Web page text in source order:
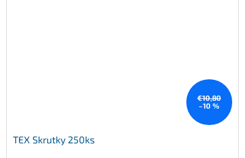
€10,80
–10 %
TEX Skrutky 250ks